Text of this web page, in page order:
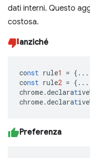
dati interni. Questo
costosa.
anziché
const rule1 = { ...
const rule2 = { ...
chrome.declarat
chrome.declarat
Preferenza